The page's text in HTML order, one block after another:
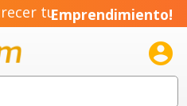
tuEmprendimiento!
